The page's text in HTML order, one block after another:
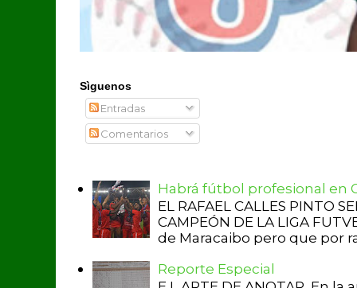
Sìguenos
Entradas
Comentarios
Habrá fútbol profesional en
EL RAFAEL CALLES PINTO
CAMPEÓN DE LA LIGA
de Maracaibo pero que por
Reporte Especial